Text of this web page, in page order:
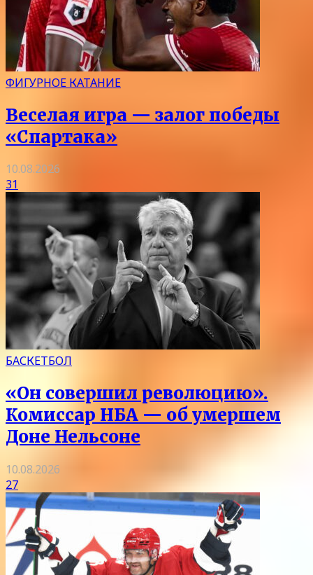
ФИГУРНОЕ КАТАНИЕ
Веселая игра — залог победы
«Спартака»
10.08.2026
31
БАСКЕТБОЛ
«Он совершил революцию».
Комиссар НБА — об умершем
Доне Нельсоне
10.08.2026
27